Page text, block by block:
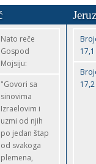
Nato reče
Gospod
Mojsiju:
"Govori sa
sinovima
Izraelovim i
uzmi od njih
po jedan štap
od svakoga
plemena,
17,1
17,2